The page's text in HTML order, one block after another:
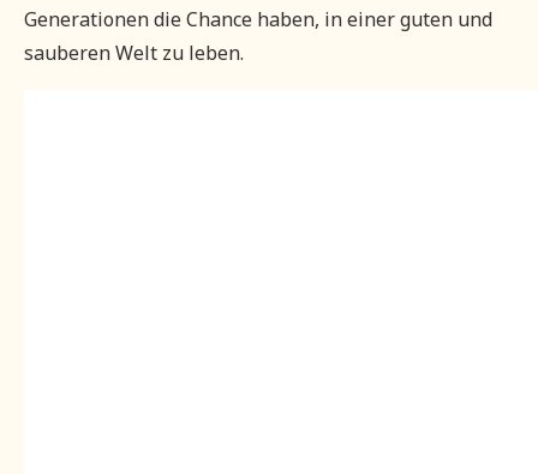
Generationen die Chance haben, in einer guten und
sauberen Welt zu leben.